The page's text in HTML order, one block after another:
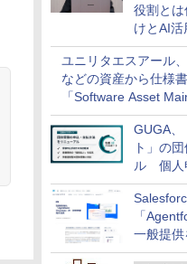
役割と
けとAI活
ファイ
ユニリタエスアール
などの資産から仕様
「Software Asset
に発売
GUGA、
ト」の
ル 個人
払いな
「
一般提